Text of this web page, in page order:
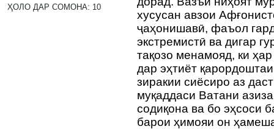
ҲОЛО ДАР СОМОНА: 10
хусусан авзои
ҷаҳонишавӣ, фаъол
экстремистӣ ва дигар
тақозо менамояд, ки
дар эҳтиёт
зиракии сиёсиро аз
муқаддаси Ватани
содиқона ва бо эҳсоси
барои ҳимояи он